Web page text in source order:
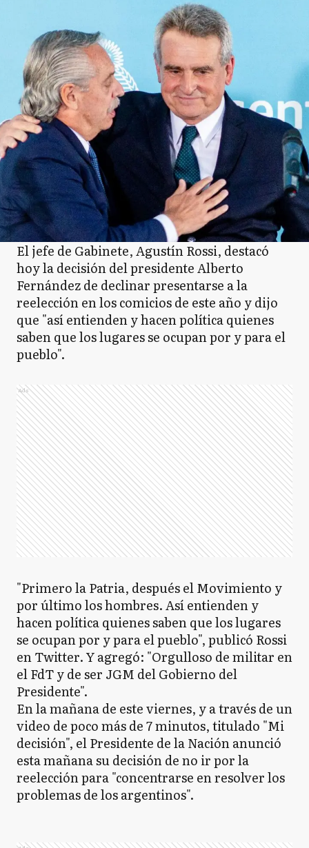
El jefe de Gabinete, Agustín Rossi, destacó
hoy la decisión del presidente Alberto
Fernández de declinar presentarse a la
reelección en los comicios de este año y dijo
que "así entienden y hacen política quienes
saben que los lugares se ocupan por y para el
pueblo".
Ads
"Primero la Patria, después el Movimiento y
por último los hombres. Así entienden y
hacen política quienes saben que los lugares
se ocupan por y para el pueblo", publicó Rossi
en Twitter. Y agregó: "Orgulloso de militar en
el FdT y de ser JGM del Gobierno del
Presidente".
En la mañana de este viernes, y a través de un
video de poco más de 7 minutos, titulado "Mi
decisión", el Presidente de la Nación anunció
esta mañana su decisión de no ir por la
reelección para "concentrarse en resolver los
problemas de los argentinos".